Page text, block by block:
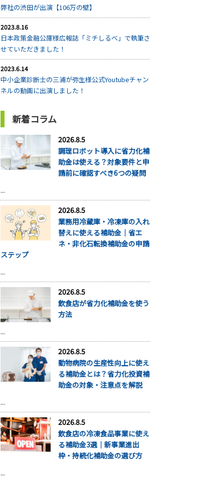
弊社の渋田が出演【106万の壁】
2023.8.16
日本政策金融公庫様広報誌「ミチしるべ」で執筆さ
せていただきました！
2023.6.14
中小企業診断士の三浦が弥生様公式Youtubeチャン
ネルの動画に出演しました！
新着コラム
2026.8.5
調理ロボット導入に省力化補
助金は使える？対象要件と申
請前に確認すべき6つの疑問
...
2026.8.5
業務用冷蔵庫・冷凍庫の入れ
替えに使える補助金｜省エ
ネ・非化石転換補助金の申請
ステップ
...
2026.8.5
飲食店が省力化補助金を使う
方法
...
2026.8.5
動物病院の生産性向上に使え
る補助金とは？省力化投資補
助金の対象・注意点を解説
...
2026.8.5
飲食店の冷凍食品事業に使え
る補助金3選｜新事業進出
枠・持続化補助金の選び方
...